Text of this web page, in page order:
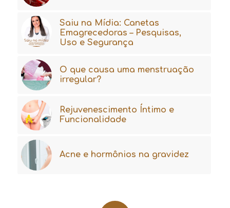
Saiu na Mídia: Canetas
Emagrecedoras – Pesquisas,
Uso e Segurança
O que causa uma menstruação
irregular?
Rejuvenescimento Íntimo e
Funcionalidade
Acne e hormônios na gravidez